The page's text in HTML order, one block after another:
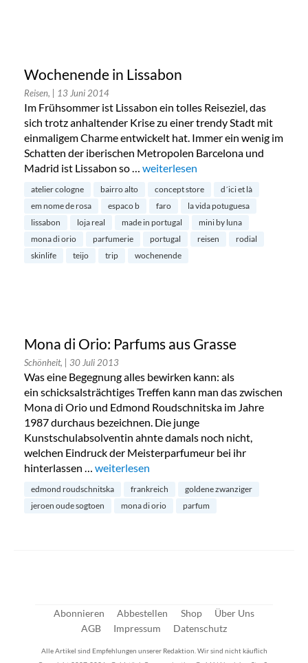
Wochenende in Lissabon
Reisen, | 13 Juni 2014
Im Frühsommer ist Lissabon ein tolles Reiseziel, das
sich trotz anhaltender Krise zu einer trendy Stadt mit
einmaligem Charme entwickelt hat. Immer ein wenig im
Schatten der iberischen Metropolen Barcelona und
Madrid ist Lissabon so … „Wochenende in Lissabon“
weiterlesen
atelier cologne bairro alto concept store
d´ici et là
em nome de rosa
espaco b faro
la vida potuguesa
lissabon
loja real made in portugal
mini by luna
mona di orio
parfumerie portugal reisen
rodial
skinlife
teijo trip wochenende
Mona di Orio: Parfums aus Grasse
Schönheit, | 30 Juli 2013
Was eine Begegnung alles bewirken kann: als
ein schicksalsträchtiges Treffen kann man das zwischen
Mona di Orio und Edmond Roudschnitska im Jahre
1987 durchaus bezeichnen. Die junge
Kunstschulabsolventin ahnte damals noch nicht,
welchen Eindruck der Meisterparfumeur bei ihr
hinterlassen … „Mona di Orio: Parfums aus Grasse“
weiterlesen
edmond roudschnitska frankreich
goldene zwanziger
jeroen oude sogtoen
mona di orio parfum
Abonnieren Abbestellen Shop
Über Uns
AGB
Impressum Datenschutz
Alle Artikel sind Empfehlungen unserer Redaktion. Wir sind nicht käuflich